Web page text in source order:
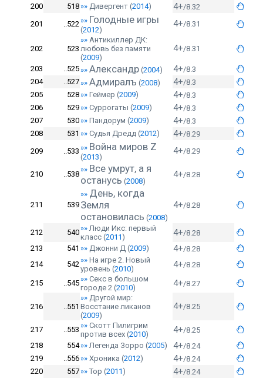
200
518»» Дивергент (2014) 4+/8.32
201
..522»» Голодные игры
(2012)
4+/8.31
202 523
»» Антикиллер ДК:
любовь без памяти
(2009)
4+/8.31
203 ..525»» Александр (2004) 4+/8.3
204
..527»» Адмиралъ (2008) 4+/8.3
205
528»» Геймер (2009) 4+/8.3
206
529»» Суррогаты (2009) 4+/8.3
207
530»» Пандорум (2009) 4+/8.3
208
531 »» Судья Дредд (2012) 4+/8.29
209
..533 »» Война миров Z
(2013)
4+/8.29
210 ..538
»» Все умрут, а я
останусь (2008)
4+/8.28
211 539
»» День, когда
Земля
остановилась (2008)
4+/8.28
212 540»» Люди Икс: первый
класс (2011) 4+/8.28
213
541 »» Джонни Д (2009) 4+/8.28
214
542»» На игре 2. Новый
уровень (2010) 4+/8.28
215 ..545»» Секс в большом
городе 2 (2010) 4+/8.27
216 ..551
»» Другой мир:
Восстание ликанов
(2009)
4+/8.25
217 ..553 »» Скотт Пилигрим
против всех (2010) 4+/8.25
218
554»» Легенда Зорро (2005) 4+/8.24
219
..556»» Хроника (2012) 4+/8.24
220
557»» Тор (2011) 4+/8.24